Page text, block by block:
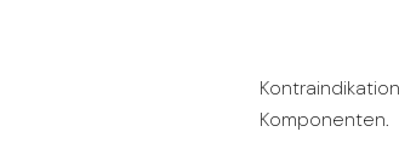
Komponenten.